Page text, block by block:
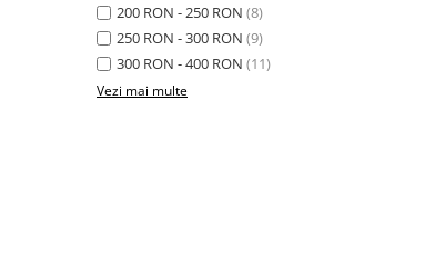
Pompe Wilo
Radiatoare/Calorifere
Accesorii radiatoare
200 RON - 250 RON (8)
250 RON - 300 RON (9)
300 RON - 400 RON (11)
Vezi mai multe